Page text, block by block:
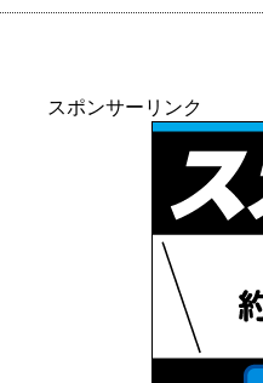
スポンサーリンク